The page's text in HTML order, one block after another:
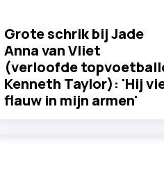
Grote schrik bij Jade
Anna van Vliet
(verloofde
Kenneth Taylor): 'Hij
flauw in mijn armen'